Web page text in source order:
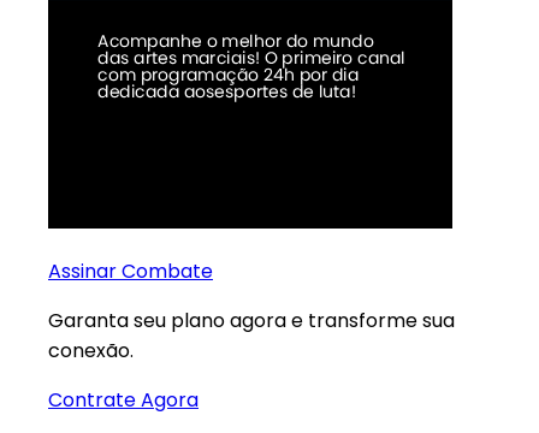
Assinar Combate
Garanta seu plano agora e transforme sua
conexão.
Contrate Agora